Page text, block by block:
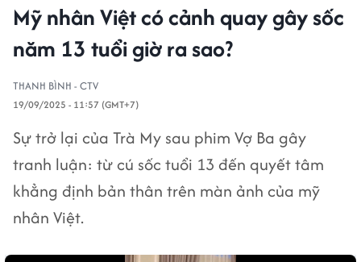
Mỹ nhân Việt có cảnh quay gây sốc
năm 13 tuổi giờ ra sao?
THANH BÌNH - CTV
19/09/2025 - 11:57 (GMT+7)
Sự trở lại của Trà My sau phim Vợ Ba gây
tranh luận: từ cú sốc tuổi 13 đến quyết tâm
khẳng định bản thân trên màn ảnh của mỹ
nhân Việt.